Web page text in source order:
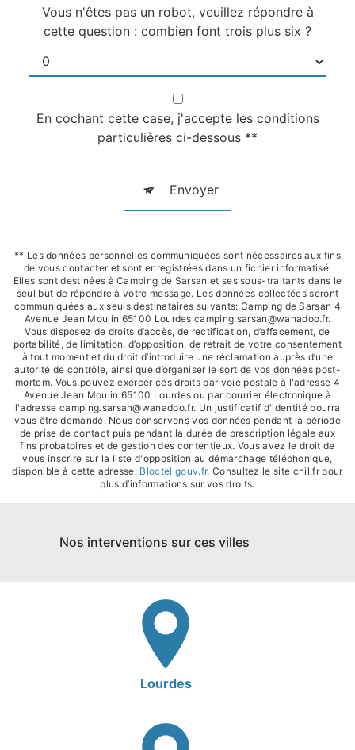
Vous n'êtes pas un robot, veuillez répondre à
cette question : combien font trois plus six ?
En cochant cette case, j'accepte les conditions
particulières ci-dessous **
Envoyer
** Les données personnelles communiquées sont nécessaires aux fins
de vous contacter et sont enregistrées dans un fichier informatisé.
Elles sont destinées à Camping de Sarsan et ses sous-traitants dans le
seul but de répondre à votre message. Les données collectées seront
communiquées aux seuls destinataires suivants: Camping de Sarsan 4
Avenue Jean Moulin 65100 Lourdes camping.sarsan@wanadoo.fr.
Vous disposez de droits d’accès, de rectification, d’effacement, de
portabilité, de limitation, d’opposition, de retrait de votre consentement
à tout moment et du droit d’introduire une réclamation auprès d’une
autorité de contrôle, ainsi que d’organiser le sort de vos données post-
mortem. Vous pouvez exercer ces droits par voie postale à l'adresse 4
Avenue Jean Moulin 65100 Lourdes ou par courrier électronique à
l'adresse camping.sarsan@wanadoo.fr. Un justificatif d'identité pourra
vous être demandé. Nous conservons vos données pendant la période
de prise de contact puis pendant la durée de prescription légale aux
fins probatoires et de gestion des contentieux. Vous avez le droit de
vous inscrire sur la liste d'opposition au démarchage téléphonique,
disponible à cette adresse: Bloctel.gouv.fr. Consultez le site cnil.fr pour
plus d’informations sur vos droits.
Nos interventions sur ces villes
Lourdes